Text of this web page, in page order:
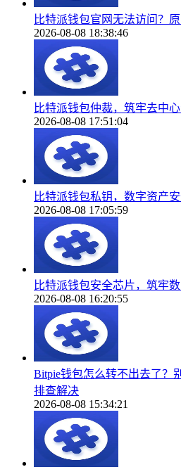
比特派钱包官网无法访问？
2026-08-08 18:38:46
比特派钱包仲裁，筑牢去中
2026-08-08 17:51:04
比特派钱包私钥，数字资产
2026-08-08 17:05:59
比特派钱包安全芯片，筑牢
2026-08-08 16:20:55
Bitpie钱包怎么转不出去了？
排查解决
2026-08-08 15:34:21